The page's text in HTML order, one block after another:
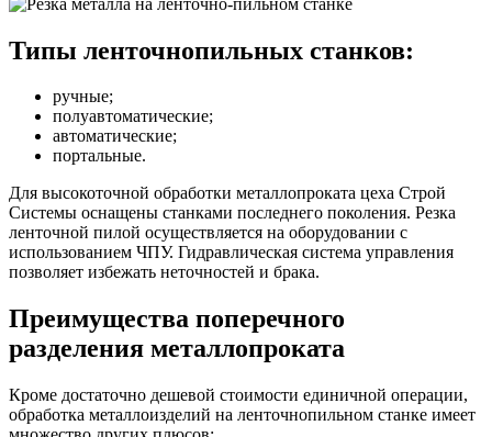
Типы ленточнопильных станков:
ручные;
полуавтоматические;
автоматические;
портальные.
Для высокоточной обработки металлопроката цеха Строй
Системы оснащены станками последнего поколения. Резка
ленточной пилой осуществляется на оборудовании с
использованием ЧПУ. Гидравлическая система управления
позволяет избежать неточностей и брака.
Преимущества поперечного
разделения металлопроката
Кроме достаточно дешевой стоимости единичной операции,
обработка металлоизделий на ленточнопильном станке имеет